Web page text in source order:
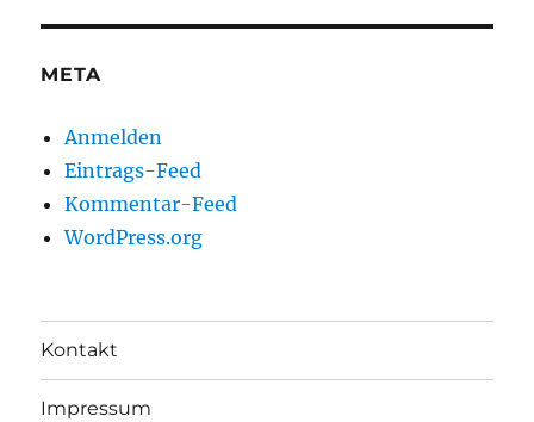
META
Anmelden
Eintrags-Feed
Kommentar-Feed
WordPress.org
Kontakt
Impressum